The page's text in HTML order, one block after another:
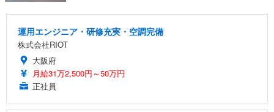
運用エンジニア・研修充実・空調完備
株式会社RIOT
大阪府
月給31万2,500円～50万円
正社員